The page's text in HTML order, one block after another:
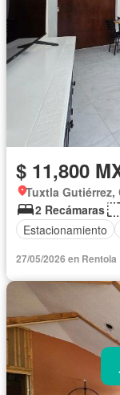
$ 11,800
Tuxtla Gutiérrez,
2 Recámaras
Estacionamiento
27/05/2026 en Rentola